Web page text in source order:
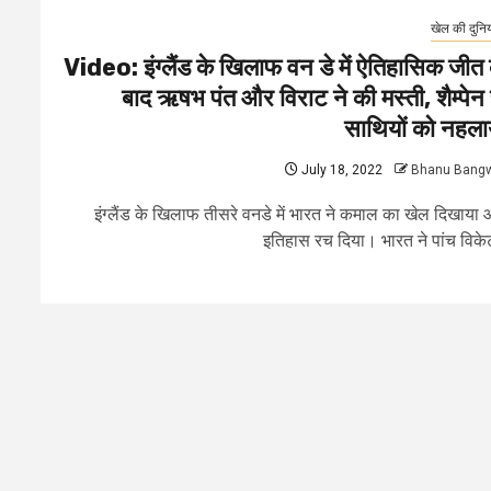
खेल की
Video: इंग्लैंड के खिलाफ वन डे में ऐतिहासिक
बाद ऋषभ पंत और विराट ने की मस्ती,
साथियों को
July 18, 2022 Bhanu
इंग्लैंड के खिलाफ तीसरे वनडे में भारत ने कमाल का खेल दिखाया
इतिहास रच दिया। भारत ने पांच